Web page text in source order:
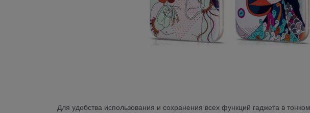
Для удобства использования и сохранения всех функций гаджета в